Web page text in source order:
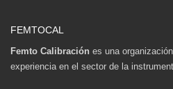
FEMTOCAL
Femto Calibración es una
experiencia en el sector de la